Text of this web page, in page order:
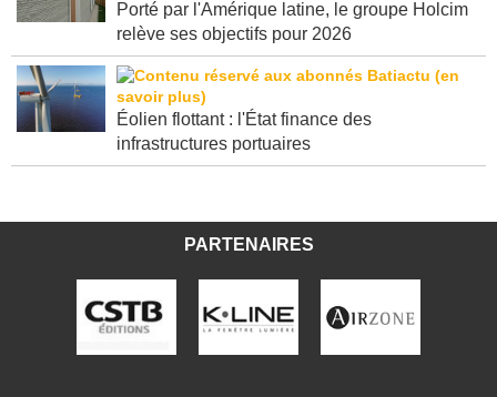
Porté par l'Amérique latine, le groupe Holcim
Éolien flottant : l'État finance des